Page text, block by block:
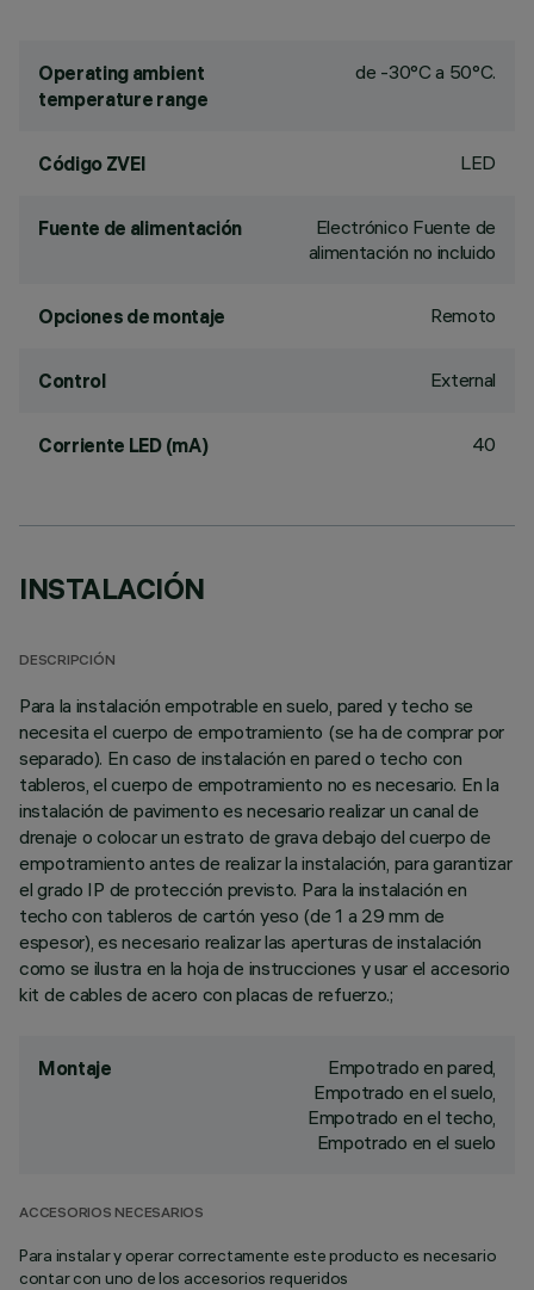
Operating ambient
temperature range
de -30°C a 50°C.
Código ZVEI LED
Fuente de alimentación
Electrónico Fuente de
alimentación no incluido
Opciones de montaje Remoto
Control External
Corriente LED (mA) 40
INSTALACIÓN
DESCRIPCIÓN
Para la instalación empotrable en suelo, pared y techo se
necesita el cuerpo de empotramiento (se ha de comprar por
separado). En caso de instalación en pared o techo con
tableros, el cuerpo de empotramiento no es necesario. En la
instalación de pavimento es necesario realizar un canal de
drenaje o colocar un estrato de grava debajo del cuerpo de
empotramiento antes de realizar la instalación, para garantizar
el grado IP de protección previsto. Para la instalación en
techo con tableros de cartón yeso (de 1 a 29 mm de
espesor), es necesario realizar las aperturas de instalación
como se ilustra en la hoja de instrucciones y usar el accesorio
kit de cables de acero con placas de refuerzo.;
Montaje
Empotrado en pared,
Empotrado en el suelo,
Empotrado en el techo,
Empotrado en el suelo
ACCESORIOS NECESARIOS
Para instalar y operar correctamente este producto es necesario
contar con uno de los accesorios requeridos